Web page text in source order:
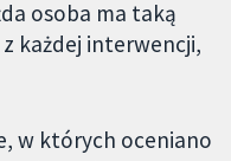
osoba ma taką
każdej interwencji,
w których oceniano